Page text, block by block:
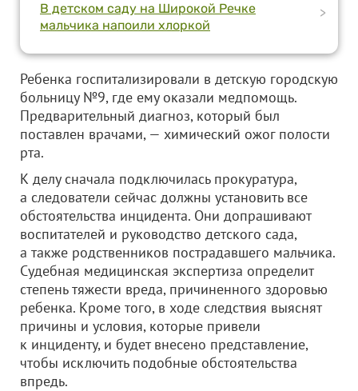
В детском саду на Широкой Речке
мальчика напоили хлоркой
>
Ребенка госпитализировали в детскую городскую
больницу №9, где ему оказали медпомощь.
Предварительный диагноз, который был
поставлен врачами, — химический ожог полости
рта.
К делу сначала подключилась прокуратура,
а следователи сейчас должны установить все
обстоятельства инцидента. Они допрашивают
воспитателей и руководство детского сада,
а также родственников пострадавшего мальчика.
Судебная медицинская экспертиза определит
степень тяжести вреда, причиненного здоровью
ребенка. Кроме того, в ходе следствия выяснят
причины и условия, которые привели
к инциденту, и будет внесено представление,
чтобы исключить подобные обстоятельства
впредь.